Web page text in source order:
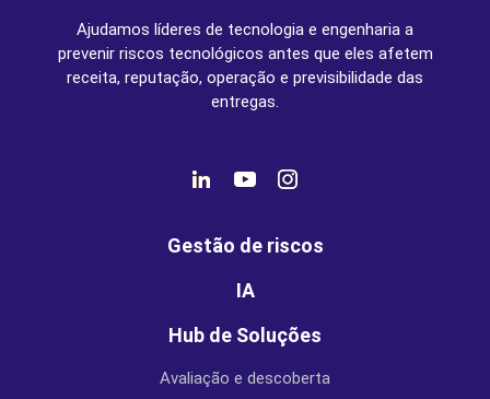
Ajudamos líderes de tecnologia e engenharia a
prevenir riscos tecnológicos antes que eles afetem
receita, reputação, operação e previsibilidade das
entregas.
Gestão de riscos
IA
Hub de Soluções
Avaliação e descoberta